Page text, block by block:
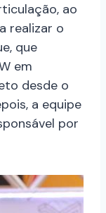
ao
realizar o
que
em
desde o
a equipe
por